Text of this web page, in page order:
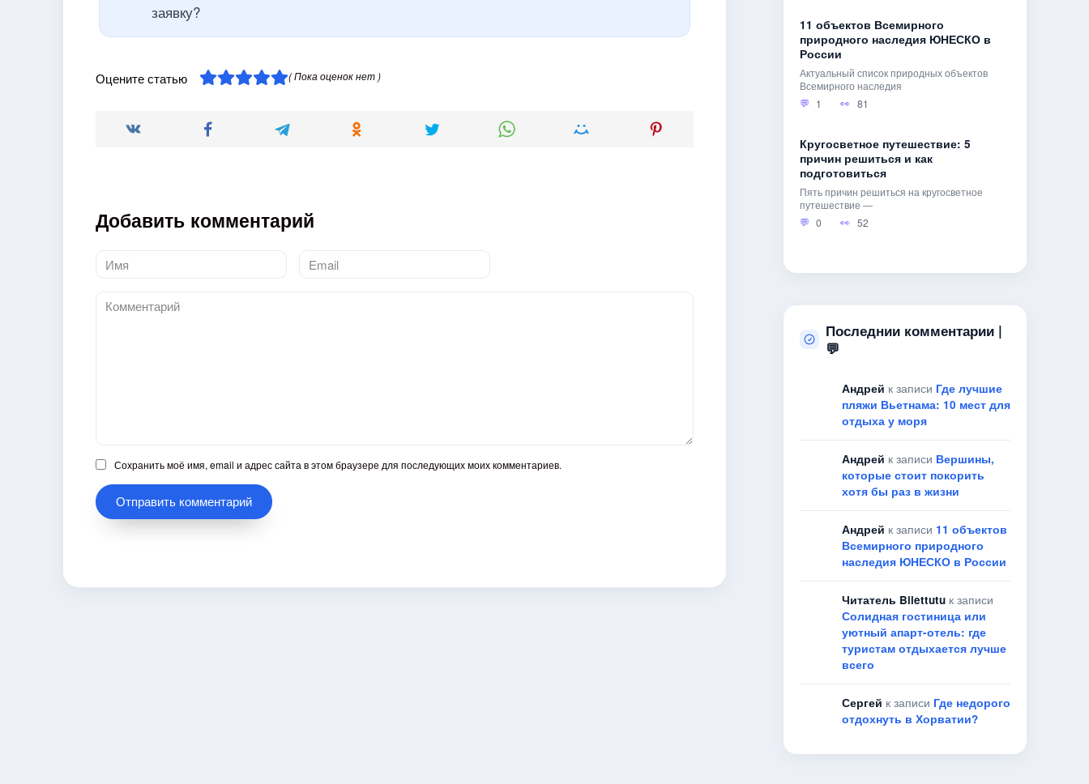
заявку?
Оцените статью ( Пока оценок нет )
Добавить комментарий
Имя
*
Email
*
Комментарий
Сохранить моё имя, email и адрес сайта в этом браузере для последующих моих комментариев.
11 объектов Всемирного
природного наследия ЮНЕСКО в
России
Актуальный список природных объектов
Всемирного наследия
1
81
Кругосветное путешествие: 5
причин решиться и как
подготовиться
Пять причин решиться на кругосветное
путешествие —
0
52
Последнии комментарии |
💬
Андрей к записи Где лучшие
пляжи Вьетнама: 10 мест для
отдыха у моря
Андрей к записи Вершины,
которые стоит покорить
хотя бы раз в жизни
Андрей к записи 11 объектов
Всемирного природного
наследия ЮНЕСКО в России
Читатель Bilettutu к записи
Солидная гостиница или
уютный апарт-отель: где
туристам отдыхается лучше
всего
Сергей к записи Где недорого
отдохнуть в Хорватии?